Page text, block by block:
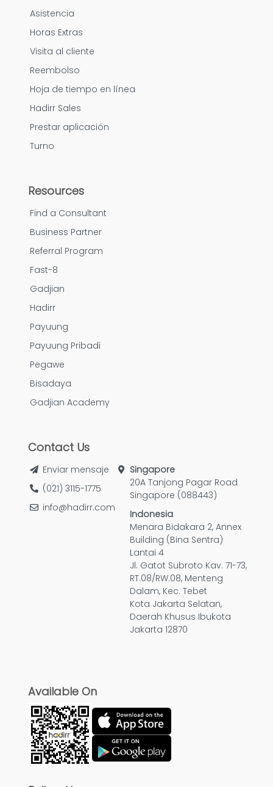
Asistencia
Horas Extras
Visita al cliente
Reembolso
Hoja de tiempo en línea
Hadirr Sales
Prestar aplicación
Turno
Resources
Find a Consultant
Business Partner
Referral Program
Fast-8
Gadjian
Hadirr
Payuung
Payuung Pribadi
Pegawe
Bisadaya
Gadjian Academy
Contact Us
Enviar mensaje
(021) 3115-1775
info@hadirr.com
Singapore
20A Tanjong Pagar Road
Singapore (088443)
Indonesia
Menara Bidakara 2, Annex
Building (Bina Sentra)
Lantai 4
Jl. Gatot Subroto Kav. 71-73,
RT.08/RW.08, Menteng
Dalam, Kec. Tebet
Kota Jakarta Selatan,
Daerah Khusus Ibukota
Jakarta 12870
Available On